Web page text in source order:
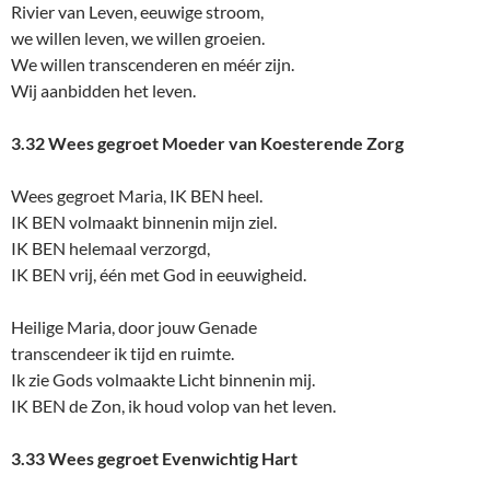
Rivier van Leven, eeuwige stroom,
we willen leven, we willen groeien.
We willen transcenderen en méér zijn.
Wij aanbidden het leven.
3.32 Wees gegroet Moeder van Koesterende Zorg
Wees gegroet Maria, IK BEN heel.
IK BEN volmaakt binnenin mijn ziel.
IK BEN helemaal verzorgd,
IK BEN vrij, één met God in eeuwigheid.
Heilige Maria, door jouw Genade
transcendeer ik tijd en ruimte.
Ik zie Gods volmaakte Licht binnenin mij.
IK BEN de Zon, ik houd volop van het leven.
3.33 Wees gegroet Evenwichtig Hart